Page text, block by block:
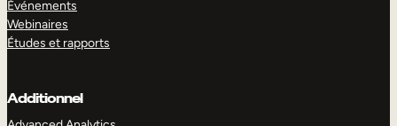
Événements
Webinaires
Études et rapports
Additionnel